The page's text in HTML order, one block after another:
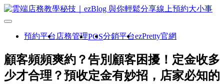
預約平台 店務管理POS分銷平台ezPretty官網
顧客頻頻爽約？告別顧客困擾！定金收多
少才合理？預收定金有妙招，店家必知的